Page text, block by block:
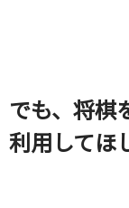
でも、将棋
利用してほ